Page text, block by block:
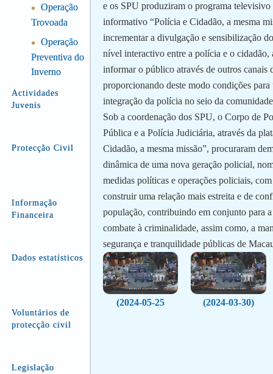
●
Operação
Trovoada
●
Operação
Preventiva do
Inverno
Actividades
Juvenis
Protecção Civil
Informação
Financeira
Dados estatísticos
Voluntários de
protecção civil
Legislação
e os SPU produziram o programa televisivo
informativo “Polícia e Cidadão, a mesma
incrementar a divulgação e sensibilização
nível interactivo entre a polícia e o cidadão,
informar o público através de outros canais
proporcionando deste modo condições para
integração da polícia no seio da
Sob a coordenação dos SPU, o Corpo de
Pública e a Polícia Judiciária, através da
Cidadão, a mesma missão”, procuraram
dinâmica de uma nova geração policial,
medidas políticas e operações policiais,
construir uma relação mais estreita e de
população, contribuindo em conjunto para
combate à criminalidade, assim como, a
segurança e tranquilidade públicas de
(2024-05-25 (2024-03-30)